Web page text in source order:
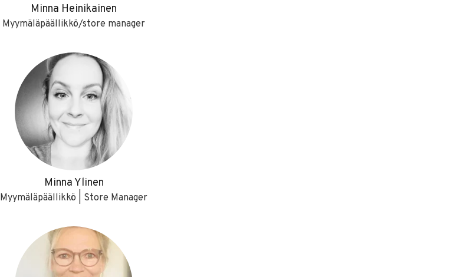
Minna Heinikainen
Myymäläpäällikkö/store manager
Minna Ylinen
Myymäläpäällikkö | Store Manager